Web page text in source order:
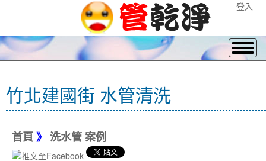
登入
竹北建國街 水管清洗
首頁 》 洗水管 案例